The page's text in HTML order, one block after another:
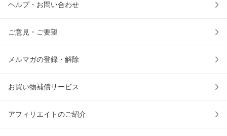
ヘルプ・お問い合わせ
ご意見・ご要望
メルマガの登録・解除
お買い物補償サービス
アフィリエイトのご紹介